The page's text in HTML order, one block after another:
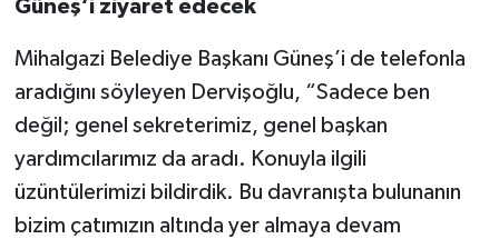
Güneş’i ziyaret edecek
Mihalgazi Belediye Başkanı Güneş’i de telefonla
aradığını söyleyen Dervişoğlu, “Sadece ben
değil; genel sekreterimiz, genel başkan
yardımcılarımız da aradı. Konuyla ilgili
üzüntülerimizi bildirdik. Bu davranışta bulunanın
bizim çatımızın altında yer almaya devam